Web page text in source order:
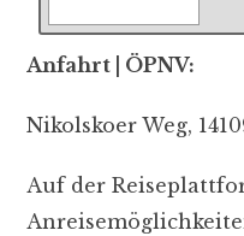
Anfahrt | ÖPNV:
Nikolskoer Weg,
Auf der